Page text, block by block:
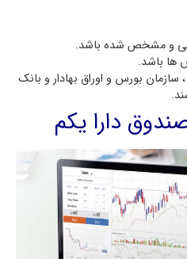
و مشخص شده باشد.
ها باشد.
سازمان بورس و اوراق بهادار و بانک
دارا یکم